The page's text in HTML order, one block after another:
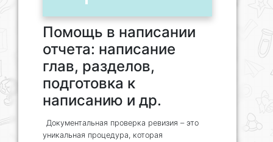
Помощь в написании
отчета: написание
глав, разделов,
подготовка к
написанию и др.
Документальная проверка ревизия – это
уникальная процедура, которая